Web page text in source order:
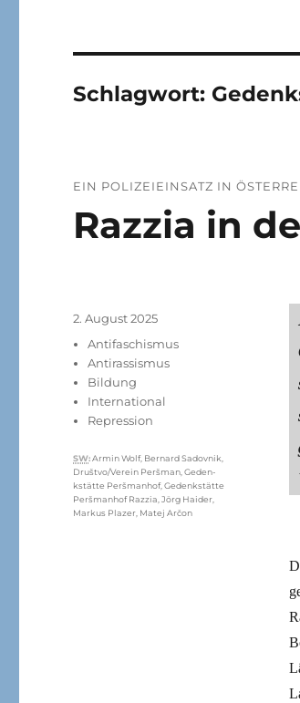
Schlagwort:
EIN POLIZEIEINSATZ IN
Razzia in
Veröffentlicht
2. August 2025
Kategorien
Antifaschismus
Antirassismus
Bildung
International
Repression
Schlagwörter
SW:Armin Wolf, Bernard Sadovnik
Društvo/Verein Peršman ,Geden­
kstätte Peršmanhof,Geden­kstätte
Peršmanhof Razzia ,Jörg Haider
Markus Plazer Matej Arčon